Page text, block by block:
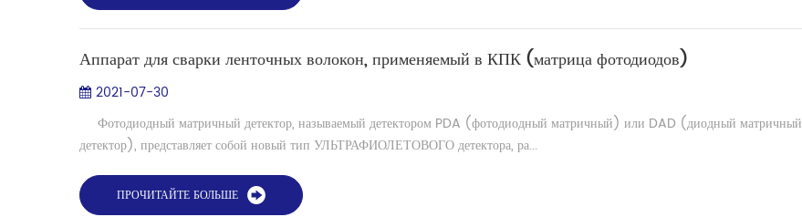
Аппарат для сварки ленточных волокон, применяемый в КПК (матрица фотодиодов)
2021-07-30
Фотодиодный матричный детектор, называемый детектором PDA (фотодиодный матричный) или DAD (диодный матричный
детектор), представляет собой новый тип УЛЬТРАФИОЛЕТОВОГО детектора, ра...
ПРОЧИТАЙТЕ БОЛЬШЕ